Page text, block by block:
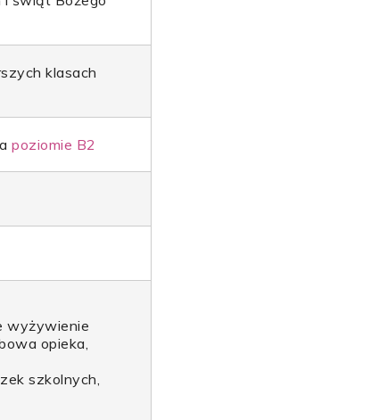
klasach
poziomie B2
wyżywienie
opieka,
szkolnych,